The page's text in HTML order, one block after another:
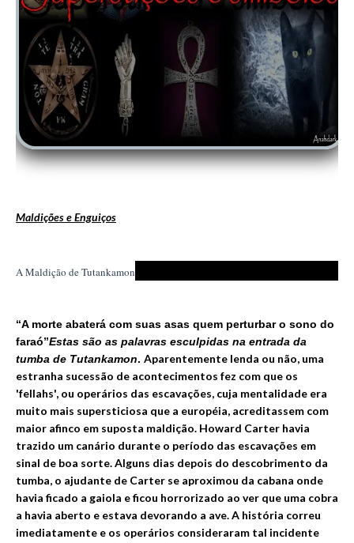
Maldições e Enguiços
A Maldição de Tutankamon
“A morte abaterá com suas asas quem perturbar o sono do
faraó”Estas são as palavras esculpidas na entrada da
tumba de Tutankamon. Aparentemente lenda ou não, uma
estranha sucessão de acontecimentos fez com que os
'fellahs', ou operários das escavações, cuja mentalidade era
muito mais supersticiosa que a européia, acreditassem com
maior afinco em suposta maldição. Howard Carter havia
trazido um canário durante o período das escavações em
sinal de boa sorte. Alguns dias depois do descobrimento da
tumba, o ajudante de Carter se aproximou da cabana onde
havia ficado a gaiola e ficou horrorizado ao ver que uma cobra
a havia aberto e estava devorando a ave. A história correu
imediatamente e os operários consideraram tal incidente